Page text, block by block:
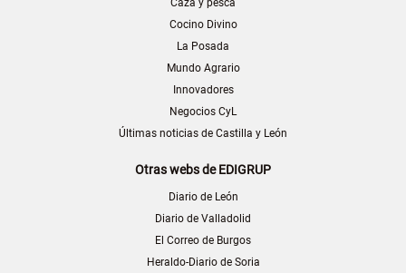
Cocino Divino
La Posada
Mundo Agrario
Innovadores
Negocios CyL
Últimas noticias de Castilla y León
Otras webs de EDIGRUP
Diario de León
Diario de Valladolid
El Correo de Burgos
Heraldo-Diario de Soria